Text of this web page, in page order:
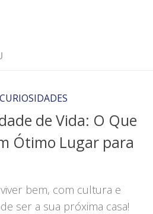
CURIOSIDADES
de Vida: O Que
Ótimo Lugar para
bem, com cultura e
ser a sua próxima casa!